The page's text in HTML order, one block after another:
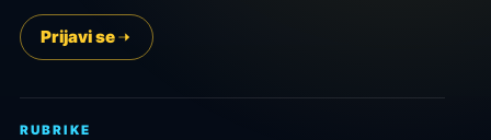
Prijavi se
RUBRIKE